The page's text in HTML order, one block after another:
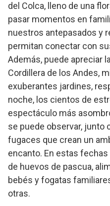
del Colca, lleno de una
pasar momentos en
nuestros antepasados y
permitan conectar con
Además, puede apreciar
Cordillera de los Andes,
exuberantes jardines,
noche, los cientos de
espectáculo más
se puede observar, junto
fugaces que crean un
encanto. En estas
de huevos de pascua,
bebés y fogatas
otras.